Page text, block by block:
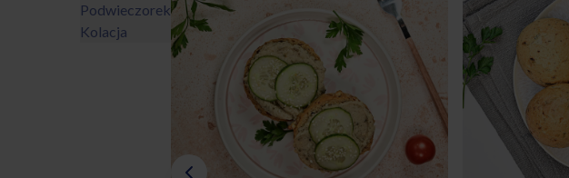
Podwieczorek
Kolacja